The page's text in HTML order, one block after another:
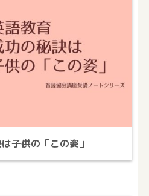
子供の「この姿」